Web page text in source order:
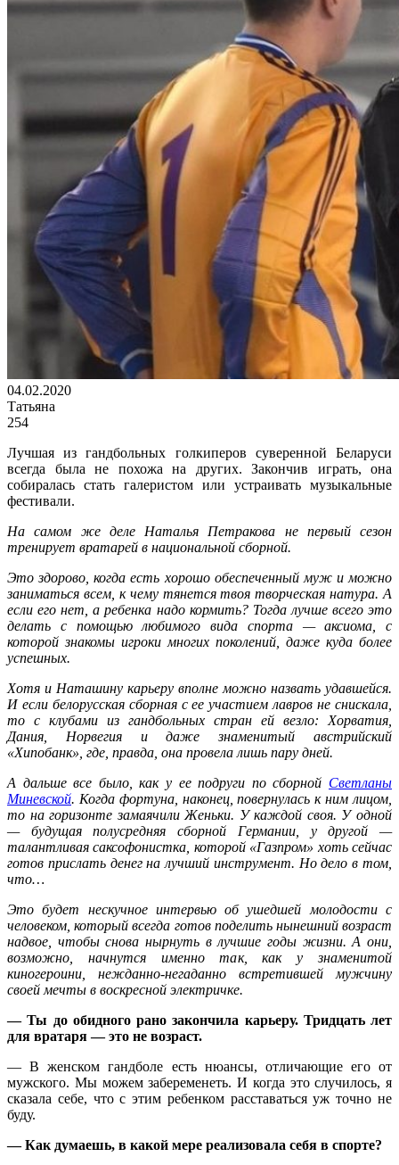
04.02.2020
Татьяна
254
Лучшая из гандбольных голкиперов суверенной Беларуси
всегда была не похожа на других. Закончив играть, она
собиралась стать галеристом или устраивать музыкальные
фестивали.
На самом же деле Наталья Петракова не первый сезон
тренирует вратарей в национальной сборной.
Это здорово, когда есть хорошо обеспеченный муж и можно
заниматься всем, к чему тянется твоя творческая натура. А
если его нет, а ребенка надо кормить? Тогда лучше всего это
делать с помощью любимого вида спорта — аксиома, с
которой знакомы игроки многих поколений, даже куда более
успешных.
Хотя и Наташину карьеру вполне можно назвать удавшейся.
И если белорусская сборная с ее участием лавров не снискала,
то с клубами из гандбольных стран ей везло: Хорватия,
Дания, Норвегия и даже знаменитый австрийский
«Хипобанк», где, правда, она провела лишь пару дней.
А дальше все было, как у ее подруги по сборной Светланы
Миневской. Когда фортуна, наконец, повернулась к ним лицом,
то на горизонте замаячили Женьки. У каждой своя. У одной
— будущая полусредняя сборной Германии, у другой —
талантливая саксофонистка, которой «Газпром» хоть сейчас
готов прислать денег на лучший инструмент. Но дело в том,
что…
Это будет нескучное интервью об ушедшей молодости с
человеком, который всегда готов поделить нынешний возраст
надвое, чтобы снова нырнуть в лучшие годы жизни. А они,
возможно, начнутся именно так, как у знаменитой
киногероини, нежданно-негаданно встретившей мужчину
своей мечты в воскресной электричке.
— Ты до обидного рано закончила карьеру. Тридцать лет
для вратаря — это не возраст.
— В женском гандболе есть нюансы, отличающие его от
мужского. Мы можем забеременеть. И когда это случилось, я
сказала себе, что с этим ребенком расставаться уж точно не
буду.
— Как думаешь, в какой мере реализовала себя в спорте?